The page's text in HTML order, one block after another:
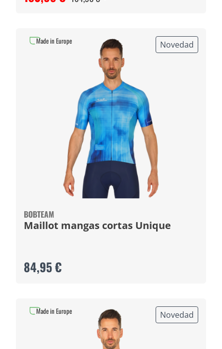
Novedad
BOBTEAM
Maillot mangas cortas Unique
84,95 €
Made in Europe
Novedad
Made in Europe